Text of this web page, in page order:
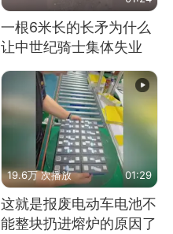
一根6米长的长矛为什么
让中世纪骑士集体失业
19.6万 次播放 01:29
这就是报废电动车电池不
能整块扔进熔炉的原因了